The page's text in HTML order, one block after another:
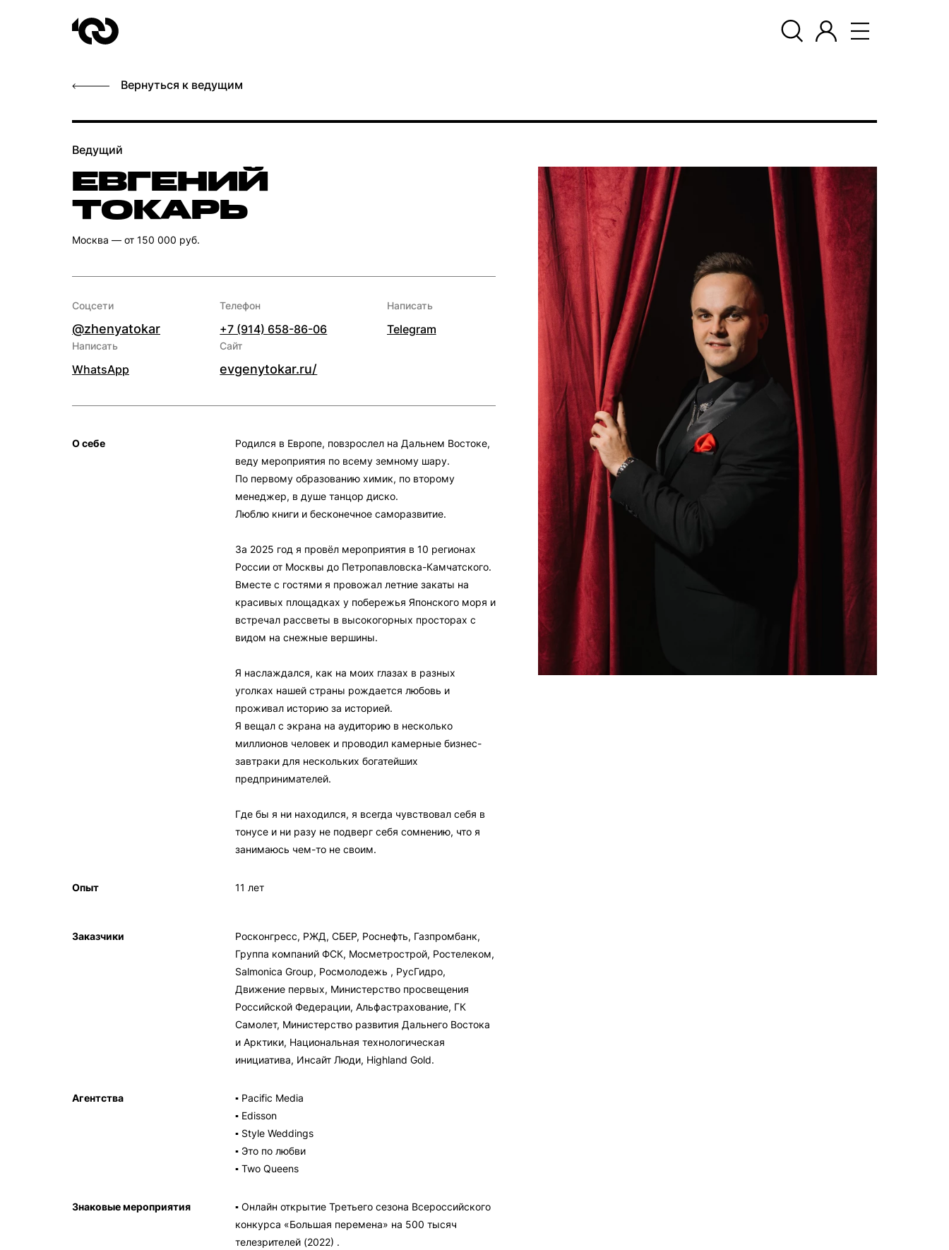
Вернуться к ведущим
Ведущий
ЕВГЕНИЙ
ТОКАРЬ
Москва — от 150 000 руб.
Соцсети
@zhenyatokar
Телефон
+7 (914) 658-86-06
Написать
Telegram
Написать
WhatsApp
Сайт
evgenytokar.ru/
О себе
Родился в Европе, повзрослел на Дальнем Востоке,
веду мероприятия по всему земному шару.
По первому образованию химик, по второму
менеджер, в душе танцор диско.
Люблю книги и бесконечное саморазвитие.
За 2025 год я провёл мероприятия в 10 регионах
России от Москвы до Петропавловска-Камчатского.
Вместе с гостями я провожал летние закаты на
красивых площадках у побережья Японского моря и
встречал рассветы в высокогорных просторах с
видом на снежные вершины.
Я наслаждался, как на моих глазах в разных
уголках нашей страны рождается любовь и
проживал историю за историей.
Я вещал с экрана на аудиторию в несколько
миллионов человек и проводил камерные бизнес-
завтраки для нескольких богатейших
предпринимателей.
Где бы я ни находился, я всегда чувствовал себя в
тонусе и ни разу не подверг себя сомнению, что я
занимаюсь чем-то не своим.
Опыт 11 лет
Заказчики
Росконгресс, РЖД, СБЕР, Роснефть, Газпромбанк,
Группа компаний ФСК, Мосметрострой, Ростелеком,
Salmonica Group, Росмолодежь , РусГидро,
Движение первых, Министерство просвещения
Российской Федерации, Альфастрахование, ГК
Самолет, Министерство развития Дальнего Востока
и Арктики, Национальная технологическая
инициатива, Инсайт Люди, Highland Gold.
Агентства
▪ Pacific Media
▪ Edisson
▪ Style Weddings
▪ Это по любви
▪ Two Queens
Знаковые мероприятия
▪ Онлайн открытие Третьего сезона Всероссийского
конкурса «Большая перемена» на 500 тысяч
телезрителей (2022) .